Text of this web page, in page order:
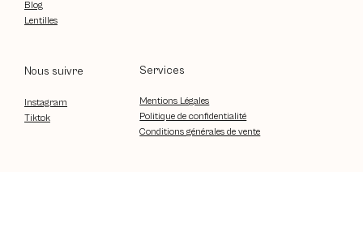
Blog
Lentilles
Nous suivre
Instagram
Tiktok
Services
Mentions Légales
Politique de confidentialité
Conditions générales de vente